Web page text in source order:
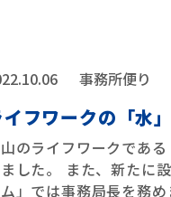
事務所便り
フワークの「水」
のライフワークであ
した。 また、新たに
」では事務局長を務め